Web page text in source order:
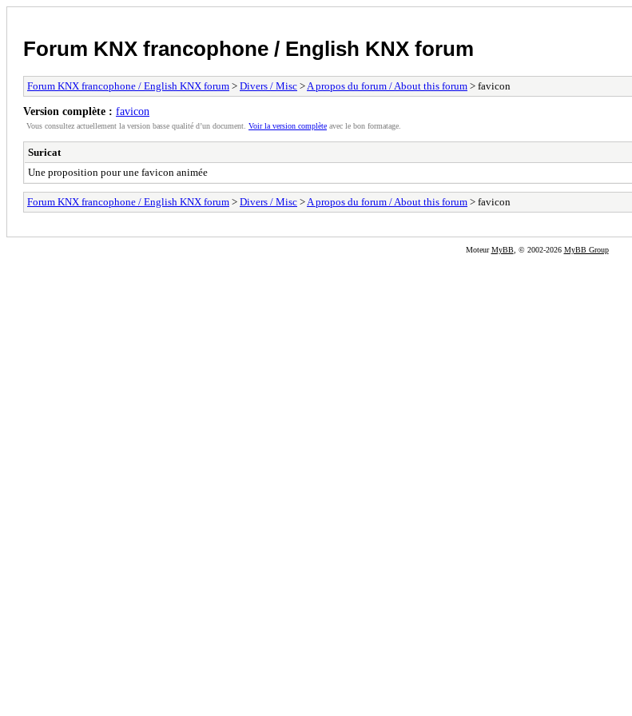
Forum KNX francophone / English KNX forum
Forum KNX francophone / English KNX forum > Divers / Misc > A propos du forum / About this forum > favicon
Version complète : favicon
Vous consultez actuellement la version basse qualité d’un document. Voir la version complète avec le bon formatage.
Suricat
Une proposition pour une favicon animée
Forum KNX francophone / English KNX forum > Divers / Misc > A propos du forum / About this forum > favicon
MoteurMyBB, © 2002-2026 MyBB Group